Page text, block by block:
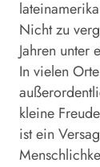
Nicht zu
Jahren
In vielen
kleine
ist ein